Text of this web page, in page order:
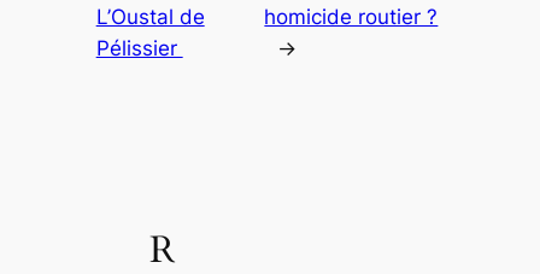
L’Oustal de
Pélissier
homicide routier ?
→
R